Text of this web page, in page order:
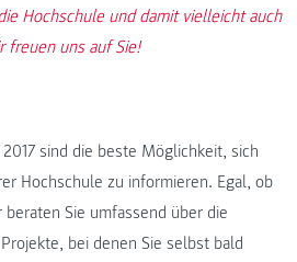
Hochschule und damit vielleicht auch
freuen uns auf Sie!
sind die beste Möglichkeit, sich
Hochschule zu informieren. Egal, ob
Sie umfassend über die
bei denen Sie selbst bald